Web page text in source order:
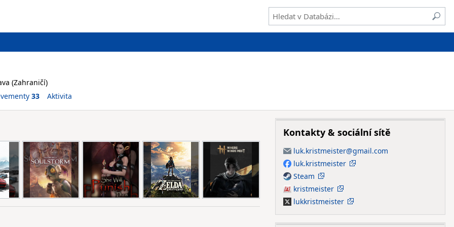
(Zahraničí)
33 Aktivita
Kontakty & sociální sítě
luk.kristmeister@gmail.com
Facebook
luk.kristmeister
Steam
Steam
ČSFD
kristmeister
Xlukkristmeister